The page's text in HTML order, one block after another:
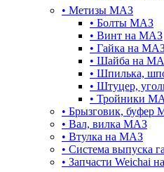
• Метизы МАЗ
• Болты МАЗ
• Винт на МАЗ
• Гайка на
• Шайба на
• Шпилька,
• Штуцер,
• Тройники
• Брызговик, буфер
• Вал, вилка МАЗ
• Втулка на МАЗ
• Система выпуска
• Запчасти Weichai